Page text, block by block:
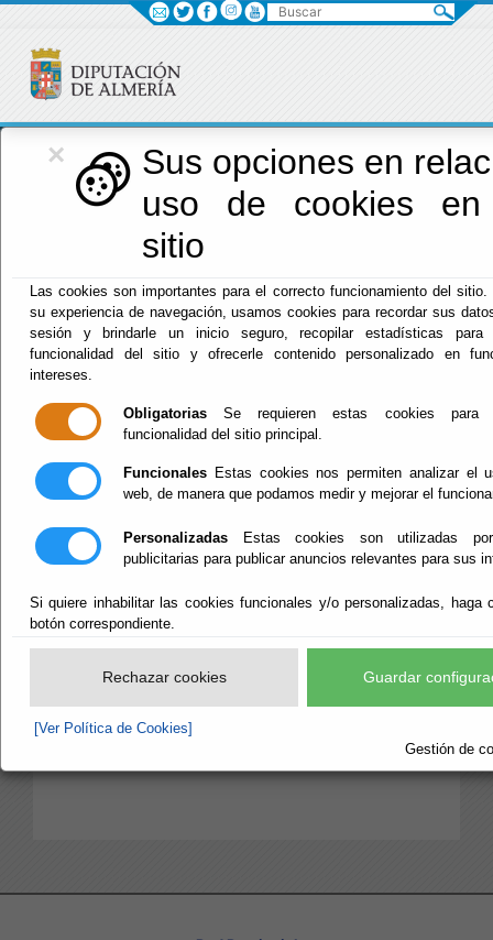
×
Sus opciones en
uso de cookies
sitio
Las cookies son importantes para el correcto funcionamiento del sitio.
su experiencia de navegación, usamos cookies para recordar sus
sesión y brindarle un inicio seguro, recopilar estadísticas para
funcionalidad del sitio y ofrecerle contenido personalizado en
intereses.
Obligatorias Se requieren estas cookies para
funcionalidad del sitio principal.
Funcionales Estas cookies nos permiten analizar el
web, de manera que podamos medir y mejorar el
Personalizadas Estas cookies son utilizadas por
publicitarias para publicar anuncios relevantes para sus
Si quiere inhabilitar las cookies funcionales y/o personalizadas, haga
botón correspondiente.
Rechazar cookies Guardar
[Ver Política de Cookies]
Gestión de
Diputación
Menú Diputación
ESTADISTICAS Y
MEMORIAS
Escuchar
Buscar